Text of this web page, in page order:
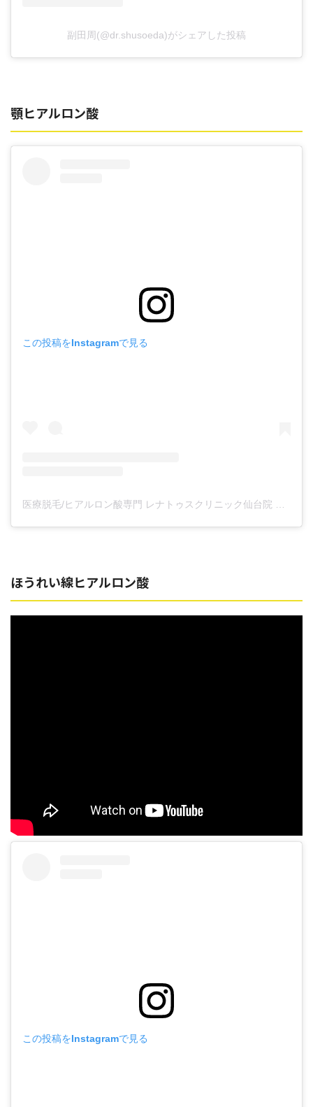
副田周(@dr.shusoeda)がシェアした投稿
顎ヒアルロン酸
この投稿をInstagramで見る
ほうれい線ヒアルロン酸
この投稿をInstagramで見る